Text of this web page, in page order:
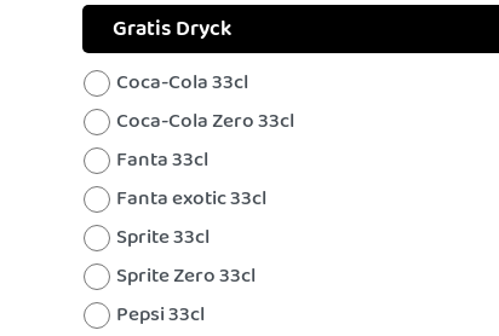
Gratis Dryck
Coca-Cola 33cl
Coca-Cola Zero 33cl
Fanta 33cl
Fanta exotic 33cl
Sprite 33cl
Sprite Zero 33cl
Pepsi 33cl